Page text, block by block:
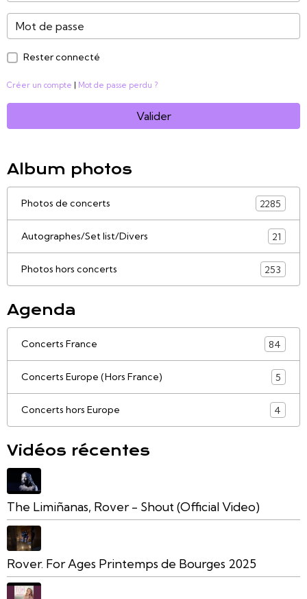
Rester connecté
Créer un compte Mot de passe perdu ?
Valider
Album photos
Photos de concerts 2285
Autographes/Set list/Divers 21
Photos hors concerts 253
Agenda
Concerts France 84
Concerts Europe (Hors France) 5
Concerts hors Europe 4
Vidéos récentes
The Limiñanas, Rover - Shout (Official Video)
Rover. For Ages Printemps de Bourges 2025